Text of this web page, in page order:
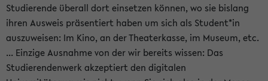
Studierende überall dort einsetzen können, wo sie bislang
ihren Ausweis präsentiert haben um sich als Student*in
auszuweisen: Im Kino, an der Theaterkasse, im Museum, etc.
... Einzige Ausnahme von der wir bereits wissen: Das
Studierendenwerk akzeptiert den digitalen